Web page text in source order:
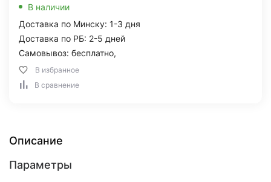
В наличии
Доставка по Минску: 1-3 дня
Доставка по РБ: 2-5 дней
Самовывоз: бесплатно,
В избранное
В сравнение
Описание
Параметры